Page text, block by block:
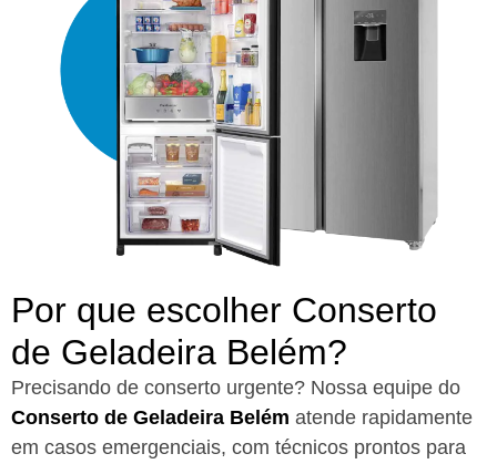
Por que escolher Conserto
de Geladeira Belém?​
Precisando de conserto urgente? Nossa equipe do
Conserto de Geladeira Belém atende rapidamente
em casos emergenciais, com técnicos prontos para